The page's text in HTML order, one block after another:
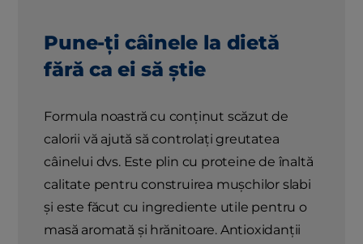
Pune-ți câinele la dietă
fără ca ei să știe
Formula noastră cu conținut scăzut de
calorii vă ajută să controlați greutatea
câinelui dvs. Este plin cu proteine ​​de înaltă
calitate pentru construirea mușchilor slabi
și este făcut cu ingrediente utile pentru o
masă aromată și hrănitoare. Antioxidanții